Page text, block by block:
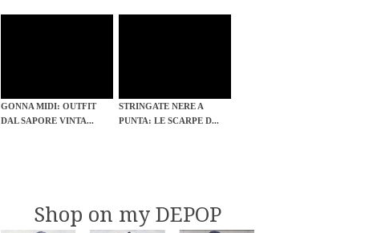
GONNA MIDI: OUTFIT
DAL SAPORE VINTA...
STRINGATE NERE A
PUNTA: LE SCARPE D...
Shop on my DEPOP